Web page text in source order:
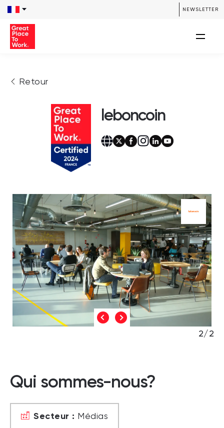
NEWSLETTER
Retour
leboncoin
2/2
Qui sommes-nous?
Secteur : Médias